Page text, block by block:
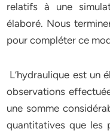
relatifs à une
élaboré. Nous
pour compléter ce
L’hydraulique est un
observations
une somme
quantitatives que les